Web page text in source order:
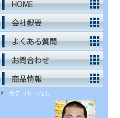
カテゴリーなし